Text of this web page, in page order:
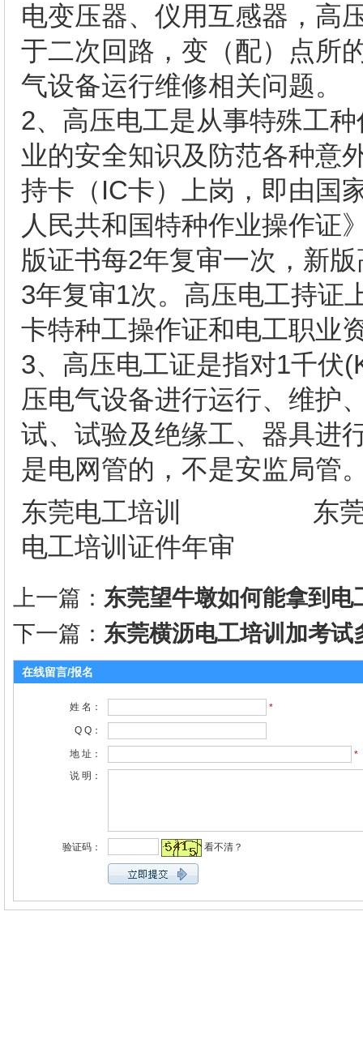
电变压器、仪用互感器，高
于二次回路，变（配）点所
气设备运行维修相关问题。
2、高压电工是从事特殊工
业的安全知识及防范各种意
持卡（IC卡）上岗，即由国
人民共和国特种作业操作证
版证书每2年复审一次，新
3年复审1次。高压电工持证
卡特种工操作证和电工职业
3、高压电工证是指对1千伏
压电气设备进行运行、维护
试、试验及绝缘工、器具进
是电网管的，不是安监局管
东莞电工培训 东
电工培训证件年审
上一篇： 东莞望牛墩如何能拿到电
下一篇： 东莞横沥电工培训加考试
在线留言/报名
姓 名：
*
Q Q：
地 址：
*
说 明：
验证码： 看不清？